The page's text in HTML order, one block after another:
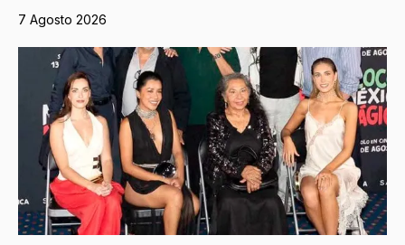
7 Agosto 2026